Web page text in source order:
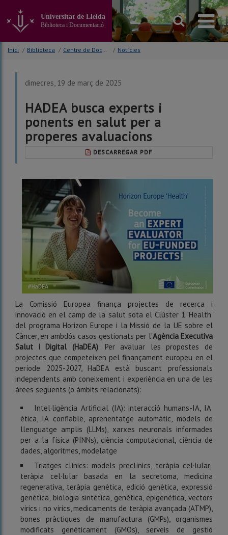
contingut
principal
Universitat de Lleida
Biblioteca i Documentació
Inici / Biblioteca / Centre de Documentació Europea (CDE) / Notícies
dimecres, 19 de març de 2025
HADEA busca experts i
ponents en salut per a
properes avaluacions
DESCARREGAR PDF
La Comissió Europea finança projectes de recerca i
innovació en el camp de la salut sota el Clúster 1 ‘Health’
del programa Horizon Europe i la Missió de la UE sobre el
Càncer, en ambdós casos gestionats per l’Agència Executiva
Salut i Digital (HaDEA). Per avaluar les propostes de
projectes que competeixen pel finançament europeu en el
període 2025-2027, HaDEA està buscant professionals
independents amb coneixement i experiència en una de les
àrees següents (o àmbits relacionats):
Intel·ligència Artificial (IA): interacció humans-IA, IA
ètica, IA confiable, aprenentatge automàtic, models de
llenguatge amplis (LLMs), xarxes neuronals informades
per a la física (PINNs), ciència computacional, ciència de
dades, algoritmes, modelatge
Triatges clínics: models preclínics, teràpia cel·lular,
teràpia cel·lular basada en la secretoma, medicina
regenerativa, teràpia genètica, edició genètica, expressió
genètica, biologia sintètica, genètica, epigenètica, vectors
vírics i no vírics, medicaments de teràpia avançada (ATMP),
bones pràctiques de manufactura (GMPs), organismes
modificats genèticament (GMOs), serveis de gestió